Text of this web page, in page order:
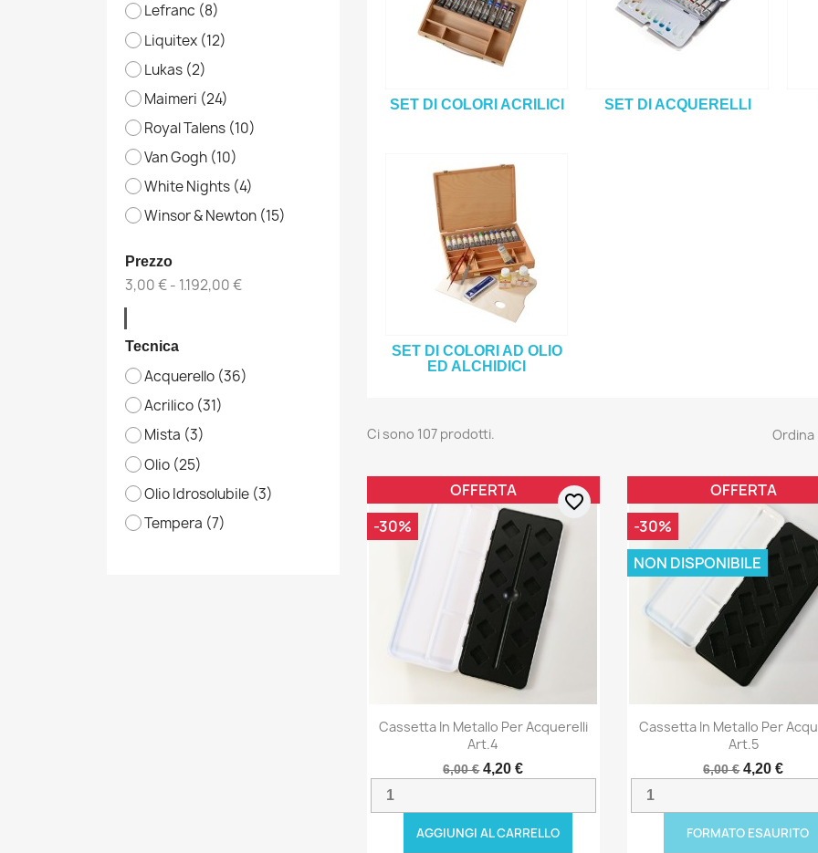
Lefranc (8)
Liquitex (12)
Lukas (2)
Maimeri (24)
Royal Talens (10)
Van Gogh (10)
White Nights (4)
Winsor & Newton (15)
Prezzo
3,00 € - 1.192,00 €
Tecnica
Acquerello (36)
Acrilico (31)
Mista (3)
Olio (25)
Olio Idrosolubile (3)
Tempera (7)
SET DI COLORI ACRILICI SET DI ACQUERELLI
SET DI COLORI AD OLIO
ED ALCHIDICI
Ci sono 107 prodotti. Ordina
Cassetta In Metallo Per Acquerelli
Art.4
6,00 € 4,20 €
AGGIUNGI AL CARRELLO
OFFERTA
-30%
favorite_border
Cassetta In Metallo Per
Art.5
6,00 € 4,20 €
FORMATO ESAURITO
OFFERTA
-30%
NON DISPONIBILE